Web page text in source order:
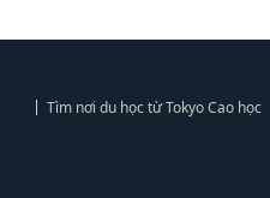
Tìm nơi du học từ Tokyo Cao học